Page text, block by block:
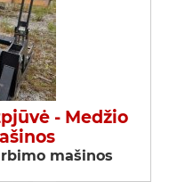
- Medžio
mašinos